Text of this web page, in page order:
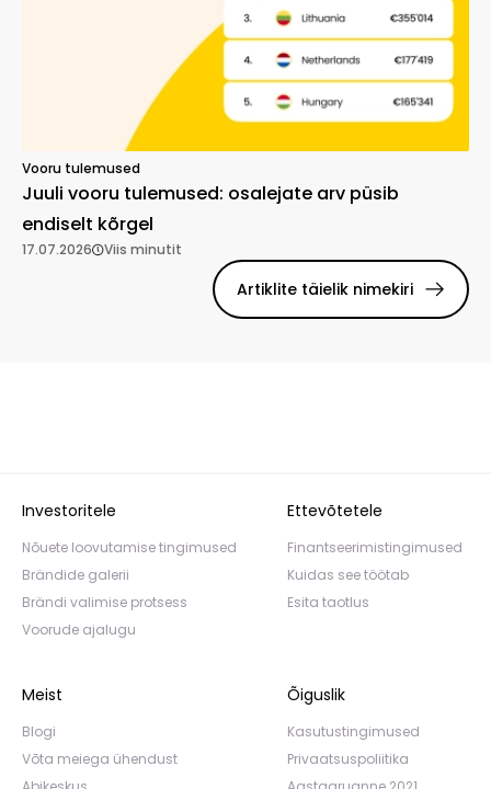
Vooru tulemused
Juuli vooru tulemused: osalejate arv püsib
endiselt kõrgel
17.07.2026 Viis minutit
Artiklite täielik nimekiri
Investoritele
Nõuete loovutamise tingimused
Brändide galerii
Brändi valimise protsess
Voorude ajalugu
Ettevõtetele
Finantseerimistingimused
Kuidas see töötab
Esita taotlus
Meist
Blogi
Võta meiega ühendust
Õiguslik
Kasutustingimused
Privaatsuspoliitika